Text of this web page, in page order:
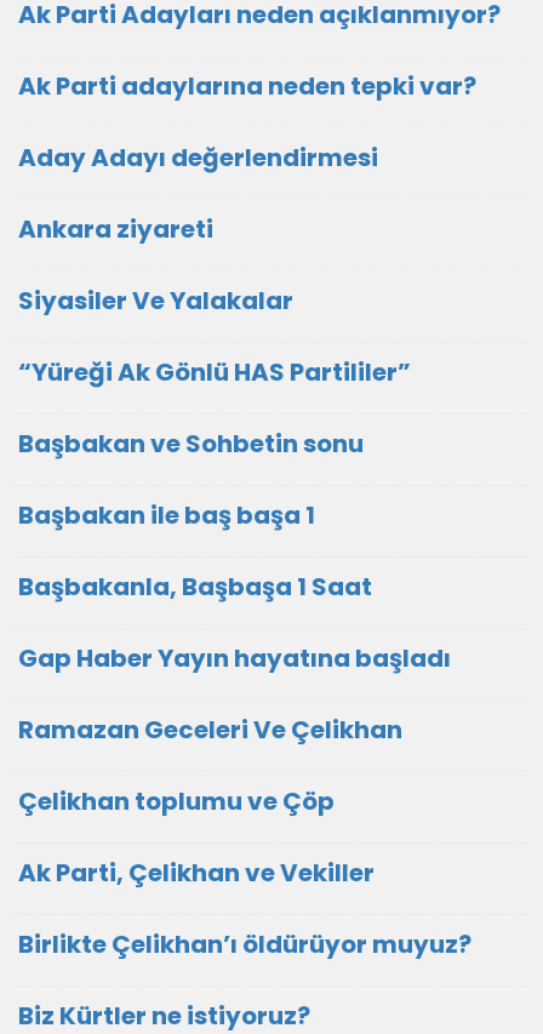
Ak Parti Adayları neden açıklanmıyor?
Ak Parti adaylarına neden tepki var?
Aday Adayı değerlendirmesi
Ankara ziyareti
Siyasiler Ve Yalakalar
“Yüreği Ak Gönlü HAS Partililer”
Başbakan ve Sohbetin sonu
Başbakan ile baş başa 1
Başbakanla, Başbaşa 1 Saat
Gap Haber Yayın hayatına başladı
Ramazan Geceleri Ve Çelikhan
Çelikhan toplumu ve Çöp
Ak Parti, Çelikhan ve Vekiller
Birlikte Çelikhan’ı öldürüyor muyuz?
Biz Kürtler ne istiyoruz?